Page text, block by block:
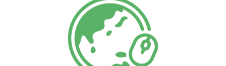
民遷徙的痕跡──阿朗壹古道，立即停工才能留下台灣島最
後的自然海岸樣貌，開啟無限的希望與願景。 一、成立的
意義與價值 二、檢驗『台26線安朔至港口段公路整體改善
計畫』的效益 三、公路總局蠻橫，持續動工的行為四、行
政院應立即採取以下作為 台26線南田段動工前後比較